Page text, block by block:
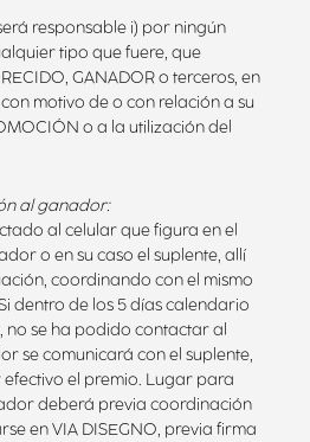
responsable i) por ningún
tipo que fuere, que
GANADOR o terceros, en
motivo de o con relación a su
o a la utilización del
al ganador:
al celular que figura en el
o en su caso el suplente, allí
coordinando con el mismo
dentro de los 5 días calendario
no se ha podido contactar al
se comunicará con el suplente,
el premio. Lugar para
deberá previa coordinación
en VIA DISEGNO, previa firma